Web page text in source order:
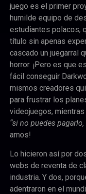
juego es el primer
humilde equipo de
estudiantes polacos,
título sin apenas
cascado un juegarral
horror. ¡Pero es que
fácil conseguir
mismos creadores
para frustrar los
videojuegos,
“si no puedes
amos!
Lo hicieron así por
webs de reventa de
industria. Y dos,
adentraron en el